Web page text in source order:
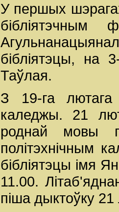
У першых
бібліятэцы, на
Таўлая.
З 19-га лютага
каледжы. 21
роднай мовы
політэхнічным
бібліятэцы імя
11.00.
піша дыктоўку